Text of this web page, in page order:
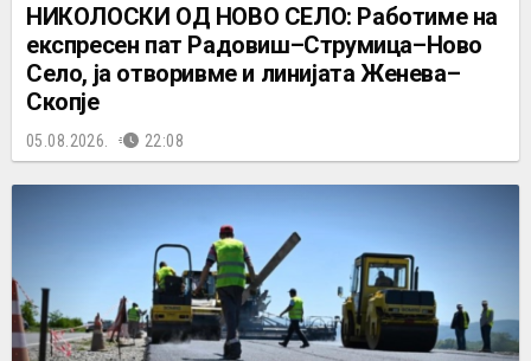
НИКОЛОСКИ ОД НОВО СЕЛО: Работиме на
експресен пат Радовиш–Струмица–Ново
Село, ја отворивме и линијата Женева–
Скопје
05.08.2026. 22:08